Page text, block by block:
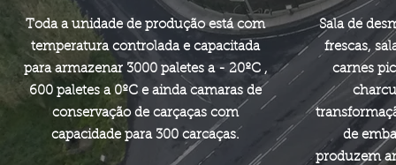
Toda a unidade de produção está com
temperatura controlada e capacitada
para armazenar 3000 paletes a - 20ºC ,
600 paletes a 0ºC e ainda camaras de
conservação de carçaças com
capacidade para 300 carcaças.
Sala de
frescas,
carnes
de
produzem